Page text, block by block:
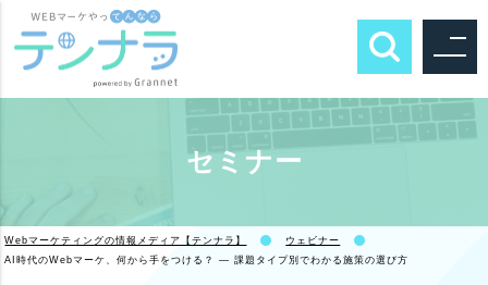
セミナー
Webマーケティングの情報メディア【テンナラ】
ウェビナー
AI時代のWebマーケ、何から手をつける？ — 課題タイプ別でわかる施策の選び方